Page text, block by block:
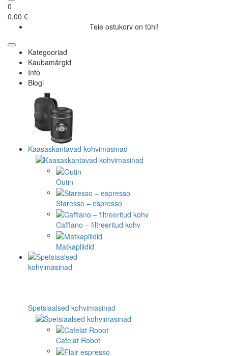
0
0,00 €
Teie ostukorv on tühi!
Kategooriad
Kaubamärgid
Info
Blogi
Kaasaskantavad kohvimasinad
Outin
Staresso – espresso
Cafflano – filtreeritud kohv
Matkapliidid
Spetsiaalsed kohvimasinad
Cafelat Robot